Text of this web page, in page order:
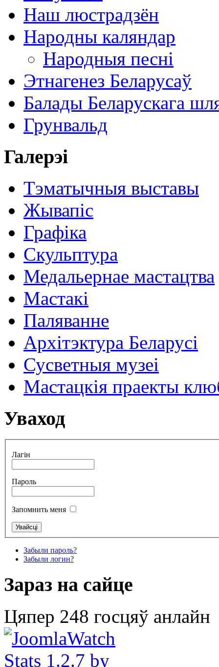
Наш люстрадзён
Народны каляндар
Народныя песні
Этнагенез Беларусаў
Балады Беларускага
Грунвальд
Галерэі
Тэматычныя выставы
Жывапіс
Графіка
Скульптура
Медальернае мастацтва
Мастакі
Паляванне
Архітэктура Беларусі
Сусветныя музеі
Мастацкія праекты
Уваход
Лагін
Пароль
Запомнить меня
Забыли пароль?
Забыли логин?
Зараз на сайце
Цяпер 248 госцяў анлайн